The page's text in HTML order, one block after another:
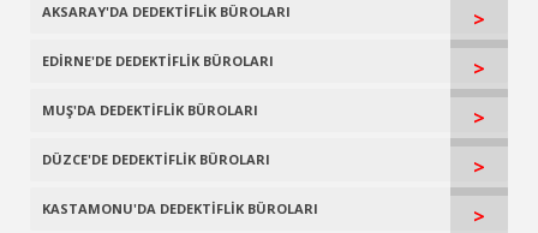
AKSARAY'DA DEDEKTİFLİK BÜROLARI >
EDİRNE'DE DEDEKTİFLİK BÜROLARI >
MUŞ'DA DEDEKTİFLİK BÜROLARI >
DÜZCE'DE DEDEKTİFLİK BÜROLARI >
KASTAMONU'DA DEDEKTİFLİK BÜROLARI >